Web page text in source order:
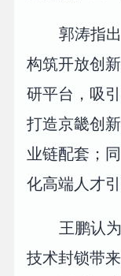
郭涛指
构筑开放创
研平台，吸
打造京畿创
业链配套；
化高端人才
王鹏认
技术封锁带